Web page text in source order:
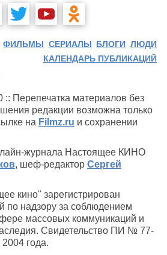
ФИЛЬМЫ СЕРИАЛЫ БЛОГИ ЛЮДИ
КАЛЕНДАРЬ ПУБЛИКАЦИЙ
:: Перепечатка материалов без
редакции возможна только
на Filmz.ru и сохранении
журнала Настоящее КИНО
, шеф-редактор Сергей
кино" зарегистрирован
по надзору за соблюдением
массовых коммуникаций и
Свидетельство ПИ № 77-
года.